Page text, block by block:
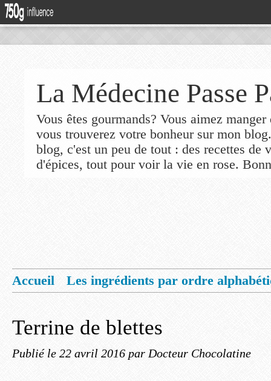
La Médecine Passe
Vous êtes gourmands? Vous aimez
vous trouverez votre bonheur sur mon
blog, c'est un peu de tout : des recettes de
d'épices, tout pour voir la vie en rose.
Accueil
Les ingrédients par ordre
Terrine de blettes
Publié le 22 avril 2016 par Docteur Chocolatine